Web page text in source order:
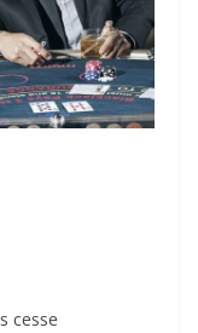
cesse